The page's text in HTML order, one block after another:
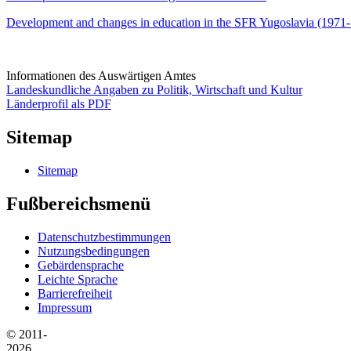
Development and changes in education in the SFR Yugoslavia
Informationen des Auswärtigen Amtes
Landeskundliche Angaben zu Politik, Wirtschaft und Kultur
Länderprofil als PDF
Sitemap
Sitemap
Fußbereichsmenü
Datenschutzbestimmungen
Nutzungsbedingungen
Gebärdensprache
Leichte Sprache
Barrierefreiheit
Impressum
© 2011-
2026